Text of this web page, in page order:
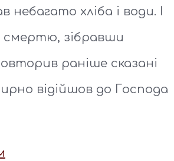
небагато хліба і води. І
смертю, зібравши
раніше сказані
відійшов до Господа